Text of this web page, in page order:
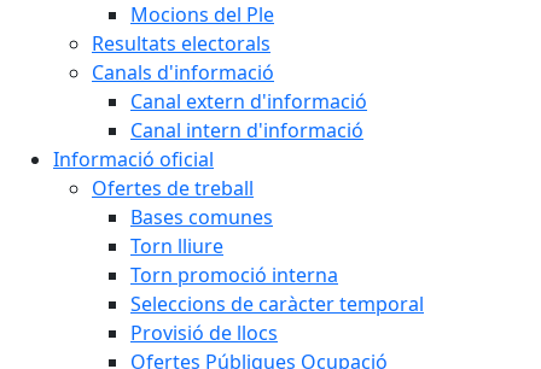
Mocions del Ple
Resultats electorals
Canals d'informació
Canal extern d'informació
Canal intern d'informació
Informació oficial
Ofertes de treball
Bases comunes
Torn lliure
Torn promoció interna
Seleccions de caràcter temporal
Provisió de llocs
Ofertes Públiques Ocupació